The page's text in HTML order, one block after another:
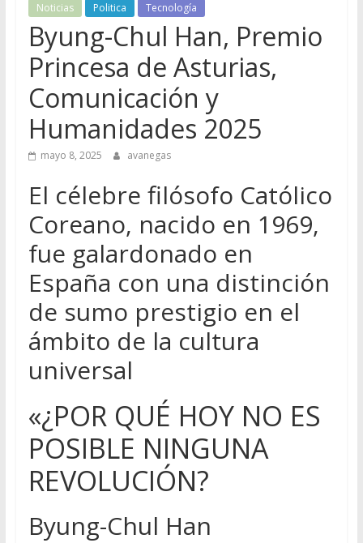
Noticias
Politica Tecnología
Byung-Chul Han, Premio
Princesa de Asturias,
Comunicación y
Humanidades 2025
mayo 8, 2025 avanegas
El célebre filósofo Católico
Coreano, nacido en 1969,
fue galardonado en
España con una distinción
de sumo prestigio en el
ámbito de la cultura
universal
«¿POR QUÉ HOY NO ES
POSIBLE NINGUNA
REVOLUCIÓN?
Byung-Chul Han